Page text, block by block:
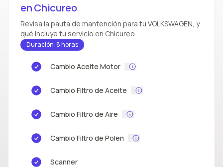
en Chicureo
Revisa la pauta de mantención para tu VOLKSWAGEN, y
qué incluye tu servicio en Chicureo
Duración: 8 horas
Cambio Aceite Motor
Cambio Filtro de Aceite
Cambio Filtro de Aire
Cambio Filtro de Polen
Scanner